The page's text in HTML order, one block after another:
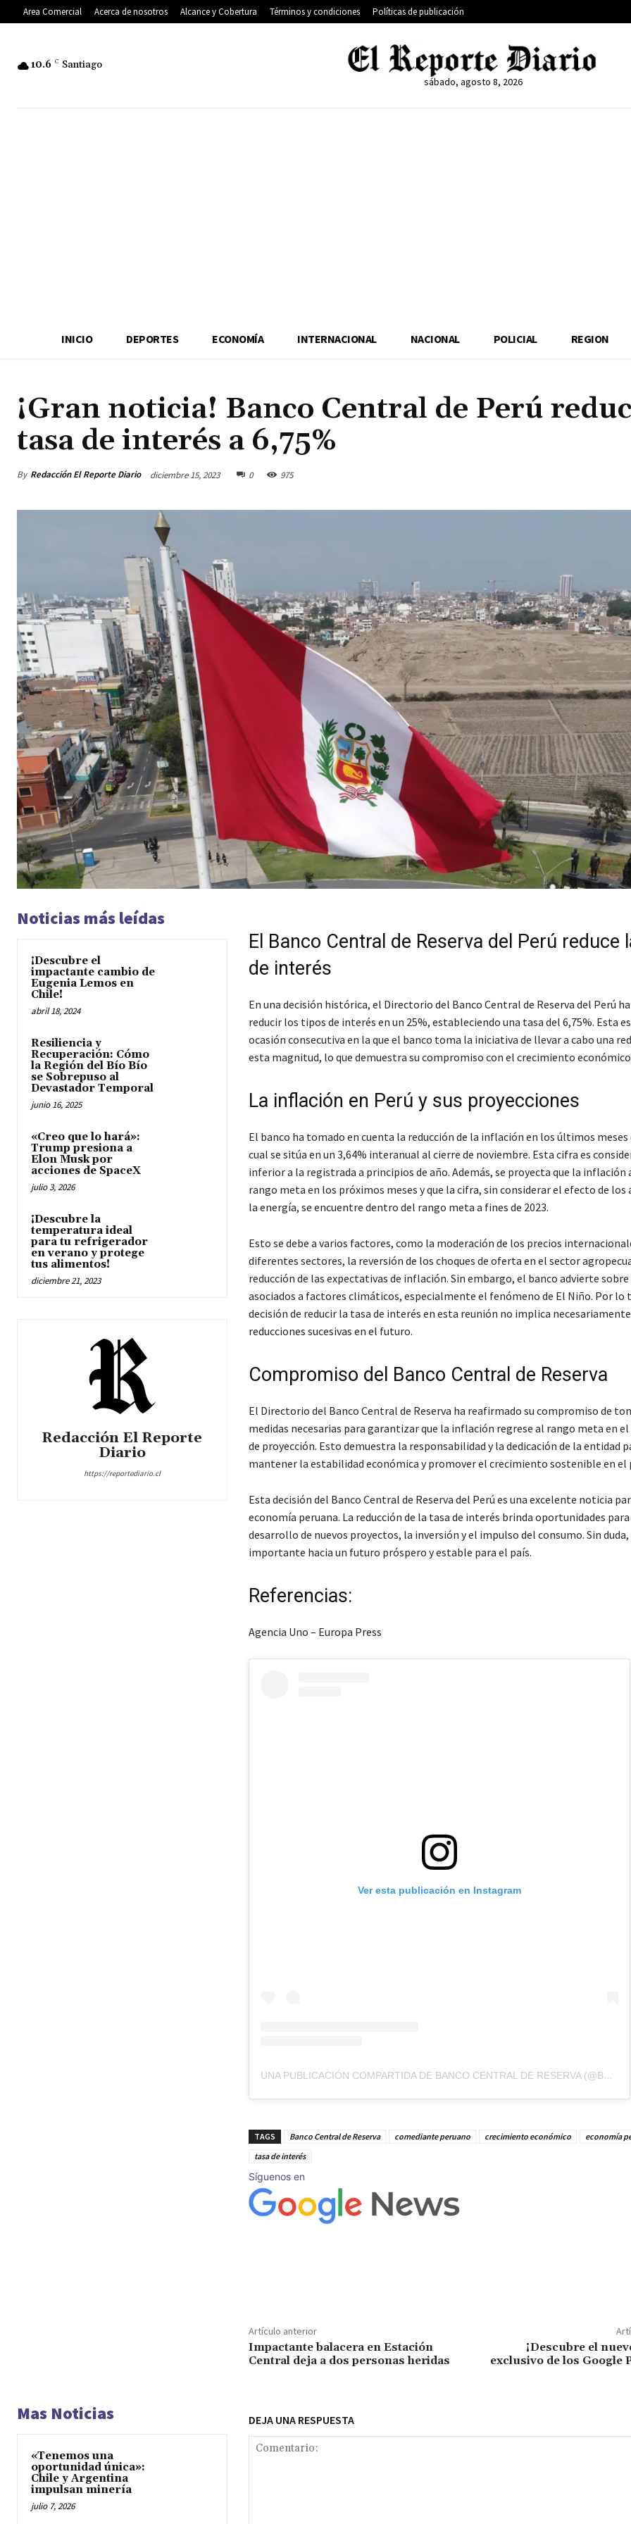
Area Comercial Acerca de nosotros Alcance y Cobertura Términos y condiciones Políticas de publicación
10.6 C Santiago
sábado, agosto 8, 2026
INICIO DEPORTES ECONOMÍA INTERNACIONAL NACIONAL POLICIAL REGION
¡Gran noticia! Banco Central de Perú
tasa de interés a 6,75%
By Redacción El Reporte Diario diciembre 15, 2023 0 975
Noticias más leídas
¡Descubre el
impactante cambio de
Eugenia Lemos en
Chile!
abril 18, 2024
Resiliencia y
Recuperación: Cómo
la Región del Bío Bío
se Sobrepuso al
Devastador Temporal
junio 16, 2025
«Creo que lo hará»:
Trump presiona a
Elon Musk por
acciones de SpaceX
julio 3, 2026
¡Descubre la
temperatura ideal
para tu refrigerador
en verano y protege
tus alimentos!
diciembre 21, 2023
Redacción El Reporte
Diario
https://reportediario.cl
El Banco Central de Reserva del Perú reduce
de interés
En una decisión histórica, el Directorio del Banco Central de Reserva del Perú
reducir los tipos de interés en un 25%, estableciendo una tasa del 6,75%. Esta
ocasión consecutiva en la que el banco toma la iniciativa de llevar a cabo una
esta magnitud, lo que demuestra su compromiso con el crecimiento
La inflación en Perú y sus proyecciones
El banco ha tomado en cuenta la reducción de la inflación en los últimos meses
cual se sitúa en un 3,64% interanual al cierre de noviembre. Esta cifra es
inferior a la registrada a principios de año. Además, se proyecta que la inflación
rango meta en los próximos meses y que la cifra, sin considerar el efecto de
la energía, se encuentre dentro del rango meta a fines de 2023.
Esto se debe a varios factores, como la moderación de los precios
diferentes sectores, la reversión de los choques de oferta en el sector
reducción de las expectativas de inflación. Sin embargo, el banco advierte
asociados a factores climáticos, especialmente el fenómeno de El Niño. Por lo
decisión de reducir la tasa de interés en esta reunión no implica
reducciones sucesivas en el futuro.
Compromiso del Banco Central de Reserva
El Directorio del Banco Central de Reserva ha reafirmado su compromiso de
medidas necesarias para garantizar que la inflación regrese al rango meta en
de proyección. Esto demuestra la responsabilidad y la dedicación de la entidad
mantener la estabilidad económica y promover el crecimiento sostenible en el
Esta decisión del Banco Central de Reserva del Perú es una excelente noticia
economía peruana. La reducción de la tasa de interés brinda oportunidades
desarrollo de nuevos proyectos, la inversión y el impulso del consumo. Sin duda,
importante hacia un futuro próspero y estable para el país.
Referencias:
Agencia Uno – Europa Press
Ver esta publicación en Instagram
UNA PUBLICACIÓN COMPARTIDA DE BANCO CENTRAL DE RESERVA (@BCRPOFICIAL)
TAGS Banco Central de Reserva comediante peruano crecimiento económico
economía
tasa de interés
Síguenos en
Artículo anterior
Impactante balacera en Estación
Central deja a dos personas heridas
¡Descubre el
exclusivo de los Google
Mas Noticias
«Tenemos una
oportunidad única»:
Chile y Argentina
impulsan minería
julio 7, 2026
DEJA UNA RESPUESTA